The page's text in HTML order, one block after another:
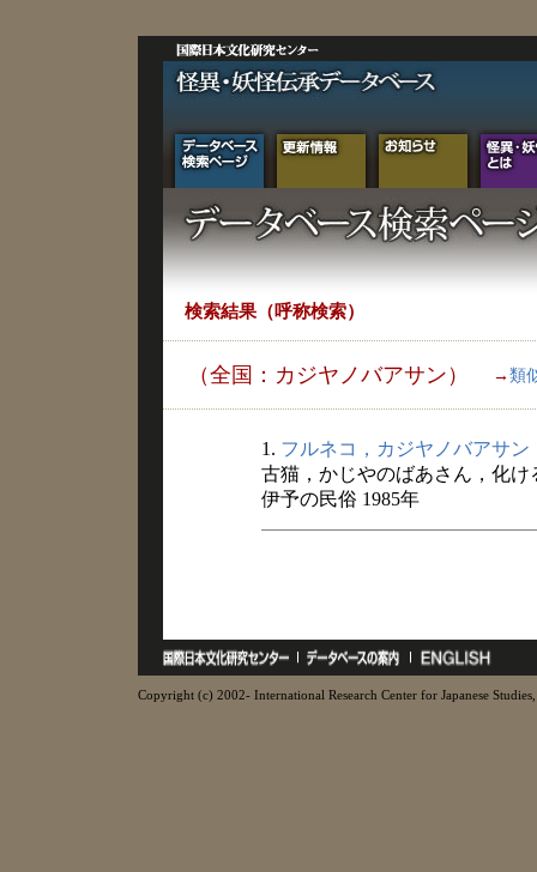
検索結果（呼称検索）
（全国：カジヤノバアサン） → 類
1. フルネコ，カジヤノバアサン
古猫，かじやのばあさん，化け
伊予の民俗 1985年
Copyright (c) 2002- International Research Center for Japanese